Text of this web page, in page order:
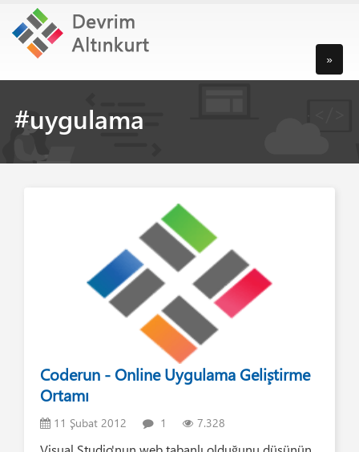
»
#uygulama
Coderun - Online Uygulama Geliştirme
Ortamı
11 Şubat 2012 1 7.328